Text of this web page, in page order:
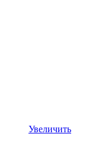
Увеличить